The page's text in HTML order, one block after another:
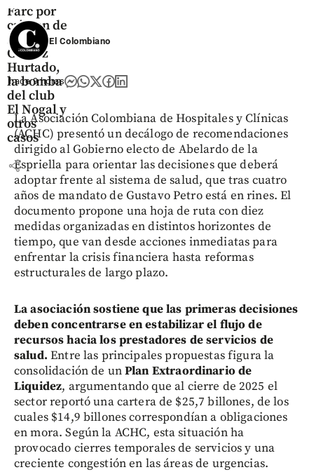
Farc por
crimen de
Álvaro
Gómez
Hurtado,
la bomba
del club
El Nogal y
otros
casos
share
El Colombiano
hace 9 horas
La Asociación Colombiana de Hospitales y Clínicas
(ACHC) presentó un decálogo de recomendaciones
dirigido al Gobierno electo de Abelardo de la
Espriella para orientar las decisiones que deberá
adoptar frente al sistema de salud, que tras cuatro
años de mandato de Gustavo Petro está en rines. El
documento propone una hoja de ruta con diez
medidas organizadas en distintos horizontes de
tiempo, que van desde acciones inmediatas para
enfrentar la crisis financiera hasta reformas
estructurales de largo plazo.
La asociación sostiene que las primeras decisiones
deben concentrarse en estabilizar el flujo de
recursos hacia los prestadores de servicios de
salud.Entre las principales propuestas figura la
consolidación de unPlan Extraordinario de
Liquidez, argumentando que al cierre de 2025 el
sector reportó una cartera de $25,7 billones, de los
cuales $14,9 billones correspondían a obligaciones
en mora. Según la ACHC, esta situación ha
provocado cierres temporales de servicios y una
creciente congestión en las áreas de urgencias.